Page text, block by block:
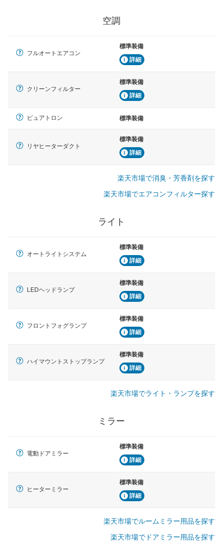
空調
フルオートエアコン
標準装備
詳細
クリーンフィルター
標準装備
詳細
ピュアトロン 標準装備
リヤヒーターダクト
標準装備
詳細
楽天市場で消臭・芳香剤を探す
楽天市場でエアコンフィルター探す
ライト
オートライトシステム
標準装備
詳細
LEDヘッドランプ
標準装備
詳細
フロントフォグランプ
標準装備
詳細
ハイマウントストップランプ
標準装備
詳細
楽天市場でライト・ランプを探す
ミラー
電動ドアミラー
標準装備
詳細
ヒーターミラー
標準装備
詳細
楽天市場でルームミラー用品を探す
楽天市場でドアミラー用品を探す